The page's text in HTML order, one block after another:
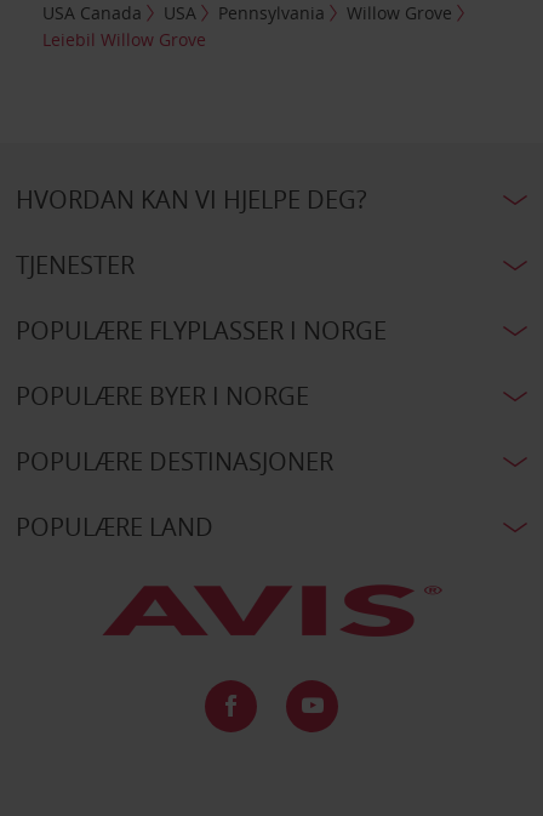
USA Canada
USA Pennsylvania
Willow Grove
Leiebil Willow Grove
HVORDAN KAN VI HJELPE DEG?
TJENESTER
POPULÆRE FLYPLASSER I NORGE
POPULÆRE BYER I NORGE
POPULÆRE DESTINASJONER
POPULÆRE LAND